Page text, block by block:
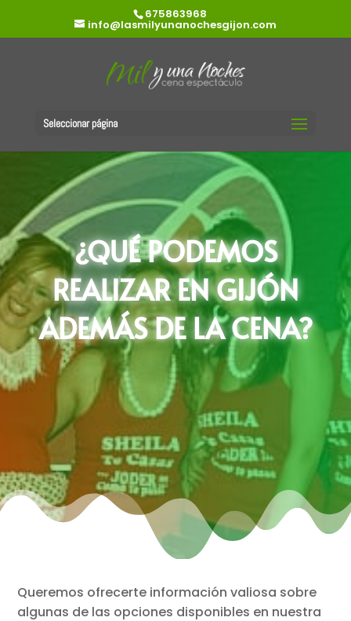
675863968
info@lasmilyunanochesgijon.com
Seleccionar página
¿QUÉ PODEMOS
REALIZAR EN GIJÓN
ADEMÁS DE LA CENA?
Queremos ofrecerte información valiosa sobre
algunas de las opciones disponibles en nuestra